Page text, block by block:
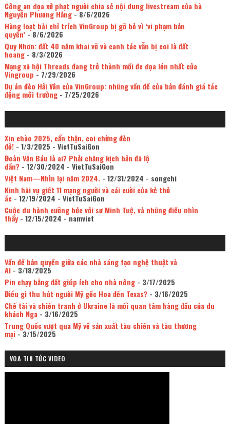
Công an dọa xử phạt người chia sẻ nội dung livestream của bà
Nguyễn Phương Hằng- 8/6/2026
Hàng loạt bài chỉ trích VinGroup bị gỡ bỏ vì ‘vi phạm bản
quyền’- 8/6/2026
Quy Nhơn: đất 40 năm khai vỡ và canh tác vẫn bị coi là đất
hoang- 8/3/2026
Mạng xã hội Threads đang trở thành mối đe dọa lớn nhất của
Vingroup - 7/29/2026
Dự án đèo Hải Vân của VinGroup: những vấn đề của bản đánh giá tác
động môi trường- 7/25/2026
Xin chào 2025, cẩn thận, coi chừng đèn
đỏ!- 1/3/2025 - VietTuSaiGon
Đoàn Văn Báu là ai? Phải chăng kịch bản đã lộ
dần?- 12/30/2024 - VietTuSaiGon
Việt Nam—Nhìn lại năm 2024.- 12/31/2024 - songchi
Kinh hãi vụ giết 11 mạng người và cái cười của kẻ thủ
ác- 12/19/2024 - VietTuSaiGon
Cuộc du hành cưỡng bức với sư Minh Tuệ, và những điều nhìn
thấy- 12/15/2024 - namviet
Vấn đề bản quyền giữa các nhà sáng tạo nghệ thuật và
AI- 3/18/2025
Pin chạy bằng đất giúp ích cho nhà nông- 3/17/2025
Điều gì thu hút người Mỹ gốc Hoa đến Texas?- 3/16/2025
Chế tài và chiến tranh ở Ukraine là mối quan tâm hàng đầu của du
khách Nga- 3/16/2025
Trung Quốc vượt qua Mỹ về sản xuất tàu chiến và tàu thương
mại- 3/15/2025
VOA TIN TỨC VIDEO